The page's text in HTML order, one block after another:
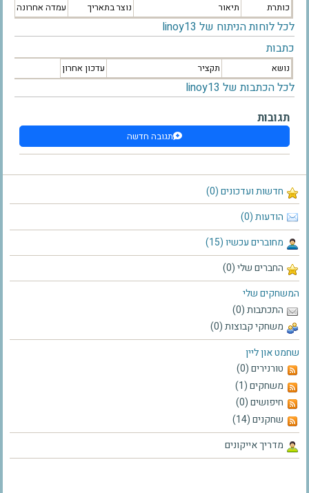
חדשות ועדכונים (0)
הודעות (0)
מחוברים עכשיו (15)
החברים שלי (0)
המשחקים שלי
התכתבות (0)
משחקי קבוצות (0)
שחמט און ליין
טורנירים (0)
משחקים (1)
חיפושים (0)
שחקנים (14)
מדריך אייקונים
כותרת תיאור נוצר בתאריך עמדה אחרונה
לכל לוחות הניתוח של linoy13
כתבות
נושא תקציר עדכון אחרון
לכל הכתבות של linoy13
תגובות
תגובה חדשה